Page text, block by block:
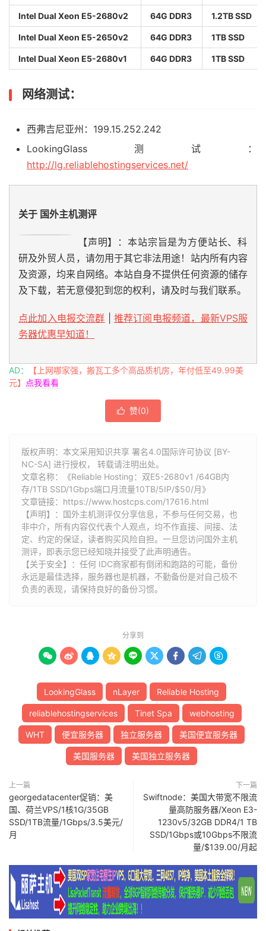
Intel Dual Xeon E5-2680v2 64G DDR3 1.2TB SSD
Intel Dual Xeon E5-2650v2 64G DDR3 1TB SSD
Intel Dual Xeon E5-2680v1 64G DDR3 1TB SSD
网络测试：
西弗吉尼亚州：199.15.252.242
LookingGlass测试：
http://lg.reliablehostingservices.net/
关于 国外主机测评
【声明】：本站宗旨是为方便站长、科
研及外贸人员，请勿用于其它非法用途！站内所有内容
及资源，均来自网络。本站自身不提供任何资源的储存
及下载，若无意侵犯到您的权利，请及时与我们联系。
点此加入电报交流群
推荐订阅电报频道，最新VPS服
务器优惠早知道！
AD：
【上网哪家强，搬瓦工多个高品质机房，年付低至49.99美
元】
点我看看
 赞(0)
版权声明：本文采用知识共享 署名4.0国际许可协议 [BY-
NC-SA] 进行授权， 转载请注明出处。
文章名称：《Reliable Hosting：双E5-2680v1 /64GB内
存/1TB SSD/1Gbps端口月流量10TB/5IP/$50/月》
文章链接： https://www.hostcps.com/17616.html
【声明】：国外主机测评仅分享信息，不参与任何交易，也
非中介，所有内容仅代表个人观点，均不作直接、间接、法
定、约定的保证，读者购买风险自担。一旦您访问国外主机
测评，即表示您已经知晓并接受了此声明通告。
【关于安全】：任何 IDC商家都有倒闭和跑路的可能，备份
永远是最佳选择，服务器也是机器，不勤备份是对自己极不
负责的表现，请保持良好的备份习惯。
分享到
        
LookingGlass nLayer Reliable Hosting
reliablehostingservices Tinet Spa webhosting
WHT 便宜服务器 独立服务器 美国便宜服务器
美国服务器 美国独立服务器
上一篇
georgedatacenter促销：美
国、荷兰VPS/1核1G/35GB
SSD/1TB流量/1Gbps/3.5美元/
月
下一篇
Swiftnode：美国大带宽不限流
量高防服务器/Xeon E3-
1230v5/32GB DDR4/1 TB
SSD/1Gbps或10Gbps不限流
量/$139.00/月起